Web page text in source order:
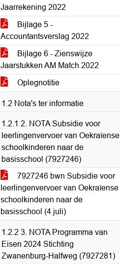
Jaarrekening 2022
Bijlage 5 -
Accountantsverslag 2022
Bijlage 6 - Zienswijze
Jaarstukken AM Match 2022
Oplegnotitie
1.2 Nota's ter informatie
1.2.1 2. NOTA Subsidie voor
leerlingenvervoer van Oekraïense
schoolkinderen naar de
basisschool (7927246)
7927246 bwn Subsidie voor
leerlingenvervoer van Oekraïense
schoolkinderen naar de
basisschool (4 juli)
1.2.2 3. NOTA Programma van
Eisen 2024 Stichting
Zwanenburg-Halfweg (7927281)